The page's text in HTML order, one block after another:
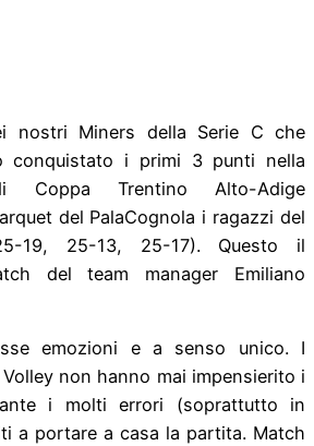
nostri Miners della Serie C che
conquistato i primi 3 punti nella
Coppa Trentino Alto-Adige
del PalaCognola i ragazzi del
19, 25-13, 25-17). Questo il
del team manager Emiliano
emozioni e a senso unico. I
non hanno mai impensierito i
i molti errori (soprattutto in
a portare a casa la partita. Match